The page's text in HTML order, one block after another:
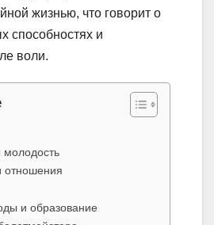
жизнью, что говорит о
способностях и
воли.
молодость
отношения
и образование